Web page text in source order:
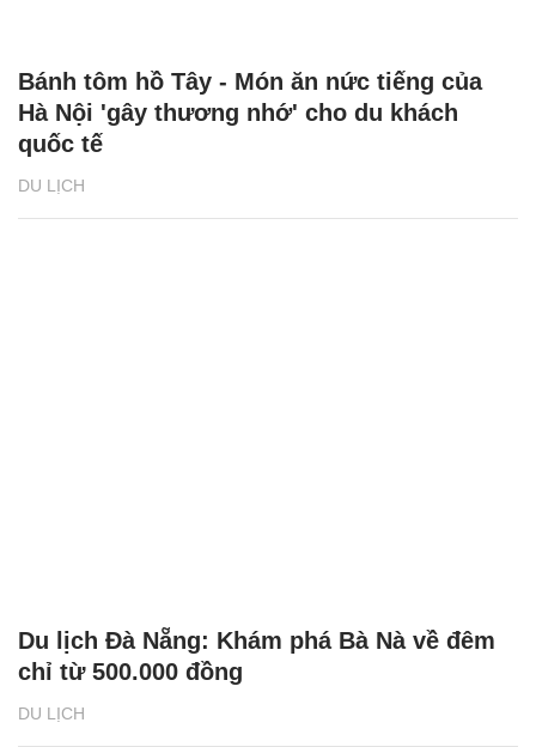
DU LỊCH
Bánh tôm hồ Tây - Món ăn nức tiếng của
Hà Nội 'gây thương nhớ' cho du khách
quốc tế
DU LỊCH
Du lịch Đà Nẵng: Khám phá Bà Nà về đêm
chỉ từ 500.000 đồng